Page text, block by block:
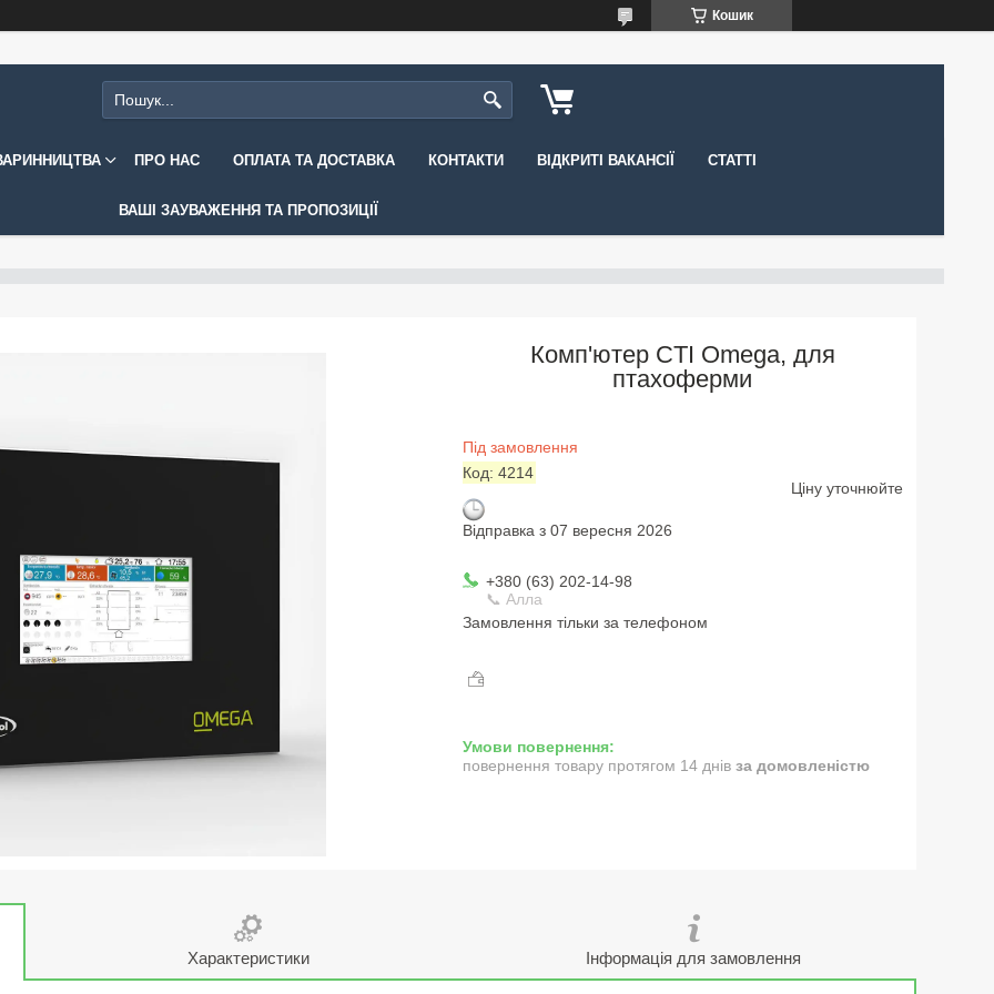
Кошик
ПРО НАС ОПЛАТА ТА ДОСТАВКА КОНТАКТИ ВІДКРИТІ ВАКАНСІЇ СТАТТІ
ВАШІ ЗАУВАЖЕННЯ ТА ПРОПОЗИЦІЇ
Комп'ютер CTI Omega, для
птахоферми
Під замовлення
Код: 4214
Відправка з 07 вересня 2026
Ціну уточнюйте
+380 (63) 202-14-98
📞 Алла
Замовлення тільки за телефоном
повернення товару протягом 14 днів за домовленістю
Характеристики Інформація для замовлення